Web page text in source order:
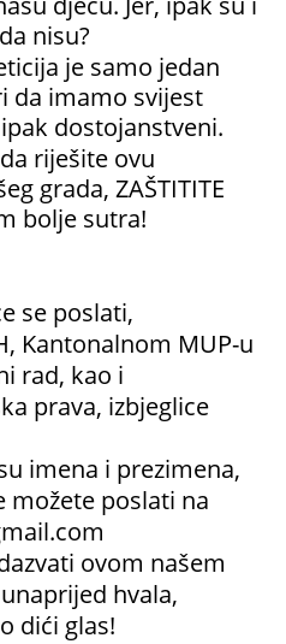
nisu?
je samo jedan
da imamo svijest
dostojanstveni.
riješite ovu
grada, ZAŠTITITE
bolje sutra!
se poslati,
Kantonalnom MUP-u
rad, kao i
prava, izbjeglice
imena i prezimena,
možete poslati na
ovom našem
hvala,
dići glas!